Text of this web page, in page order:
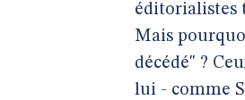
éditorialistes
Mais
décédé" ?
lui - comme